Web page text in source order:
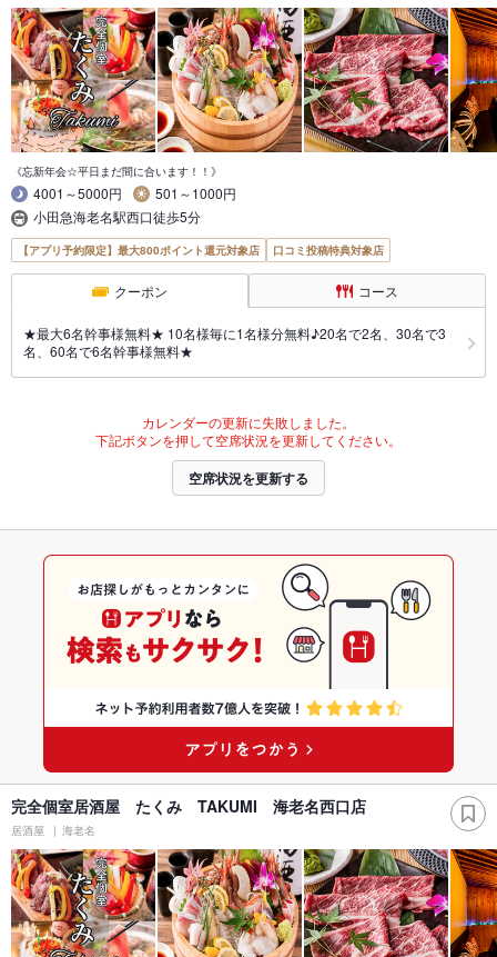
《忘新年会☆平日まだ間に合います！！》
4001～5000円
501～1000円
小田急海老名駅西口徒歩5分
【アプリ予約限定】最大800ポイント還元対象店 口コミ投稿特典対象店
クーポン コース
★最大6名幹事様無料★ 10名様毎に1名様分無料♪20名で2名、30名で3
名、60名で6名幹事様無料★
カレンダーの更新に失敗しました。
下記ボタンを押して空席状況を更新してください。
空席状況を更新する
完全個室居酒屋 たくみ TAKUMI 海老名西口店
居酒屋 海老名